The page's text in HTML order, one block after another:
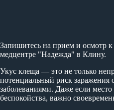
Запишитесь на прием и осмотр
медцентре "Надежда" в Клину.
Укус клеща — это не только
потенциальный риск
заболеваниями. Даже если
беспокойства, важно